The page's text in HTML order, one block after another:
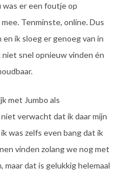
was er een foutje op
Tenminste, online. Dus
ik sloeg er genoeg van in
niet snel opnieuw vinden én
met Jumbo als
verwacht dat ik daar mijn
was zelfs even bang dat ik
vinden zolang we nog met
dat is gelukkig helemaal